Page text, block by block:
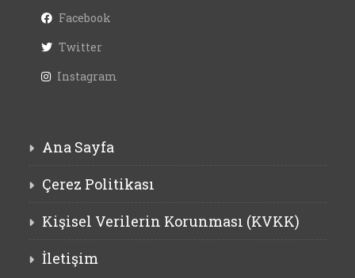
Facebook
Twitter
Instagram
Ana Sayfa
Çerez Politikası
Kişisel Verilerin Korunması (KVKK)
İletişim